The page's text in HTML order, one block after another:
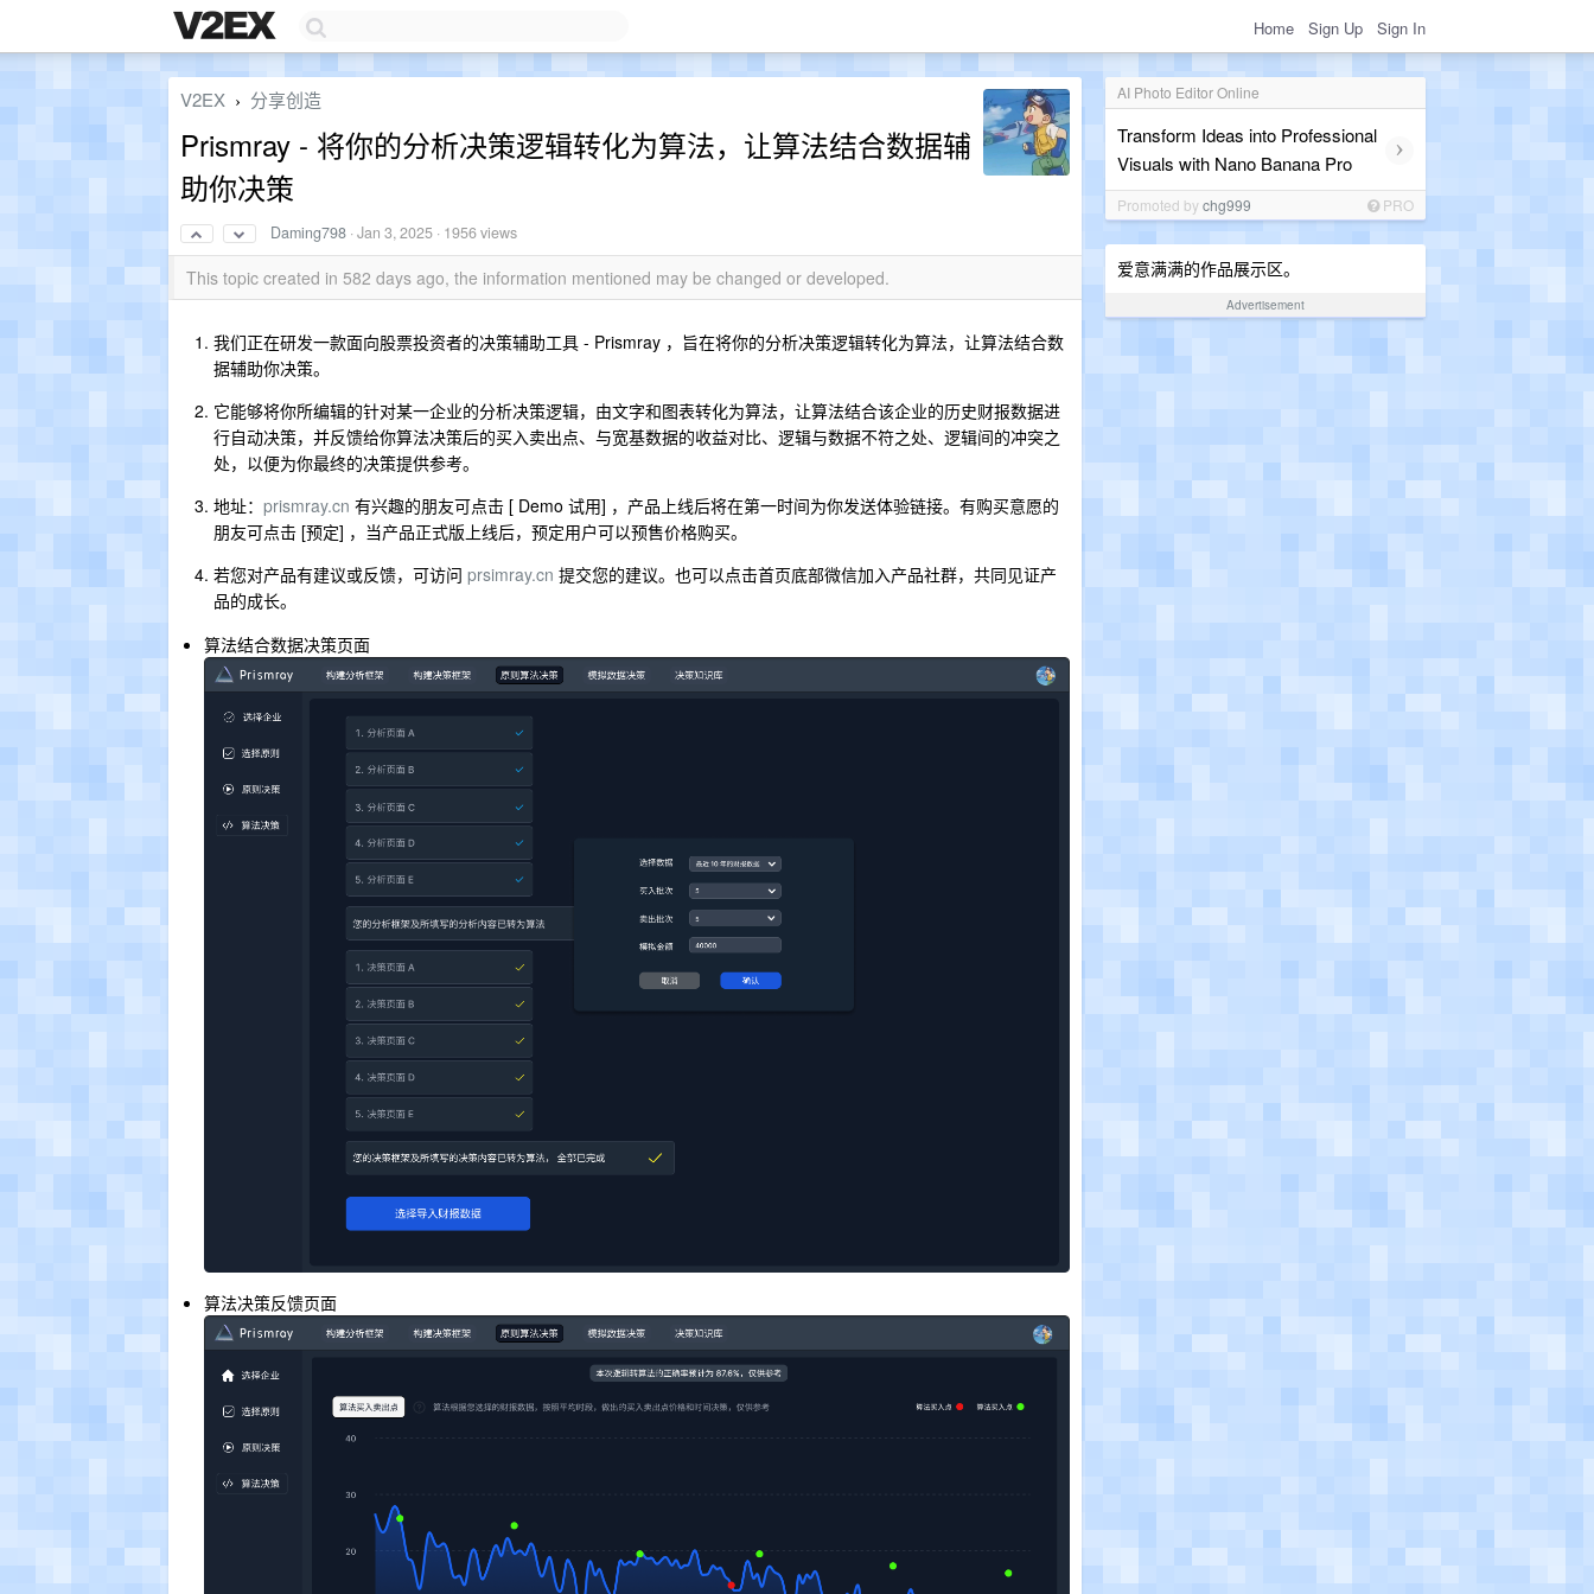
Home Sign Up Sign In
AI Photo Editor Online
Transform Ideas into Professional
Visuals with Nano Banana Pro
›
Promoted bychg999 PRO
爱意满满的作品展示区。
Advertisement
V2EX › 分享创造
Prismray - 将你的分析决策逻辑转化为算法，让算法结合数据辅
助你决策
Daming798 ·Jan 3, 2025 · 1956 views
This topic created in 582 days ago, the information mentioned may be changed or developed.
我们正在研发一款面向股票投资者的决策辅助工具 - Prismray ，旨在将你的分析决策逻辑转化为算法，让算法结合数
据辅助你决策。
它能够将你所编辑的针对某一企业的分析决策逻辑，由文字和图表转化为算法，让算法结合该企业的历史财报数据进
行自动决策，并反馈给你算法决策后的买入卖出点、与宽基数据的收益对比、逻辑与数据不符之处、逻辑间的冲突之
处，以便为你最终的决策提供参考。
地址： prismray.cn 有兴趣的朋友可点击 [ Demo 试用] ，产品上线后将在第一时间为你发送体验链接。有购买意愿的
朋友可点击 [预定] ，当产品正式版上线后，预定用户可以预售价格购买。
若您对产品有建议或反馈，可访问 prsimray.cn 提交您的建议。也可以点击首页底部微信加入产品社群，共同见证产
品的成长。
算法结合数据决策页面
算法决策反馈页面